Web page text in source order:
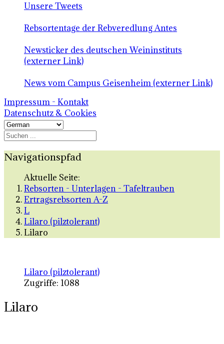
Unsere Tweets
Rebsortentage der Rebveredlung Antes
Newsticker des deutschen Weininstituts
(externer Link)
News vom Campus Geisenheim (externer Link)
Impressum - Kontakt
Datenschutz & Cookies
Navigationspfad
Aktuelle Seite:
Rebsorten - Unterlagen - Tafeltrauben
Ertragsrebsorten A-Z
L
Lilaro (pilztolerant)
Lilaro
Lilaro (pilztolerant)
Zugriffe: 1088
Lilaro